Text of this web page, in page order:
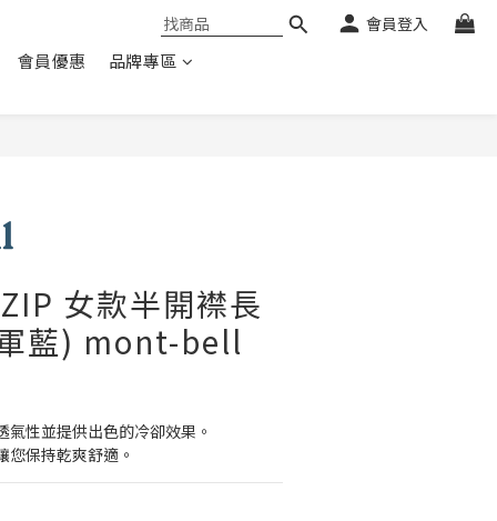
會員登入
會員優惠 品牌專區
女款半開襟長
藍) mont-bell
性並提供出色的冷卻效果。
您保持乾爽舒適。